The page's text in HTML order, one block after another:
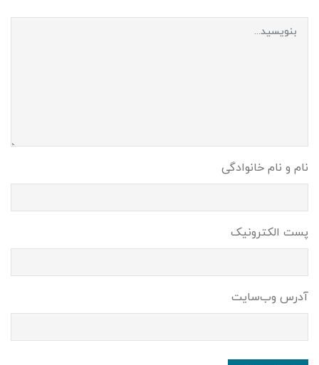
نام و نام خانوادگی
پست الکترونیک
آدرس وب‌سایت